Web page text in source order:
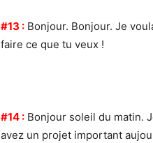
#13 : Bonjour. Bonjour. Je
faire ce que tu veux !
#14 : Bonjour soleil du matin.
avez un projet important